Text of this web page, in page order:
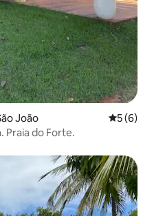
João
5 (6)
Praia do Forte.